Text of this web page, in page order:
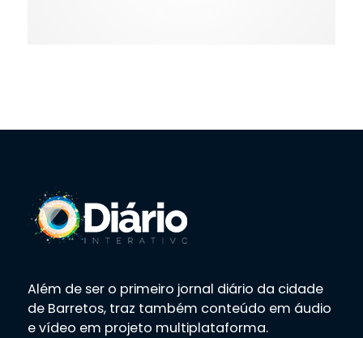
Além de ser o primeiro jornal diário da cidade
de Barretos, traz também conteúdo em áudio
e vídeo em projeto multiplataforma.